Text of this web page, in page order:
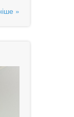
»